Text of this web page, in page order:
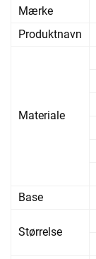
Mærke
Produktnavn
Materiale
Base
Størrelse